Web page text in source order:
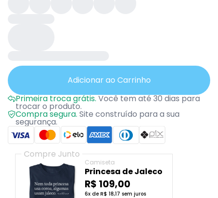
Adicionar ao Carrinho
Primeira troca grátis.Você tem até 30 dias para
trocar o produto.
Compra segura. Site construído para a sua
segurança.
Compre Junto
Camiseta
Princesa de Jaleco
R$ 109,00
6x de R$ 18,17 sem juros